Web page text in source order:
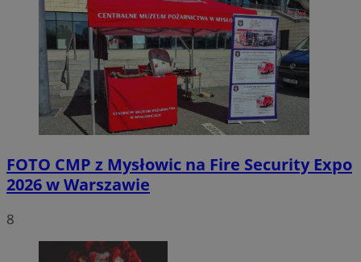
FOTO CMP z Mysłowic na Fire Security Expo
2026 w Warszawie
8